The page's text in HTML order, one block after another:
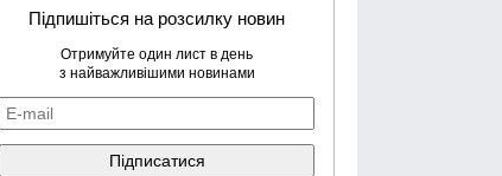
Підпишіться на розсилку новин
Отримуйте один лист в день
з найважливішими новинами